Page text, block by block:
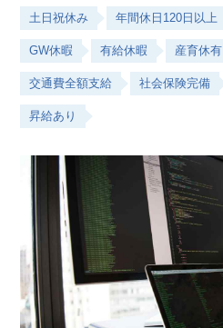
土日祝休み 年間休日120日以上
GW休暇 有給休暇 産育休有
交通費全額支給 社会保険完備
昇給あり